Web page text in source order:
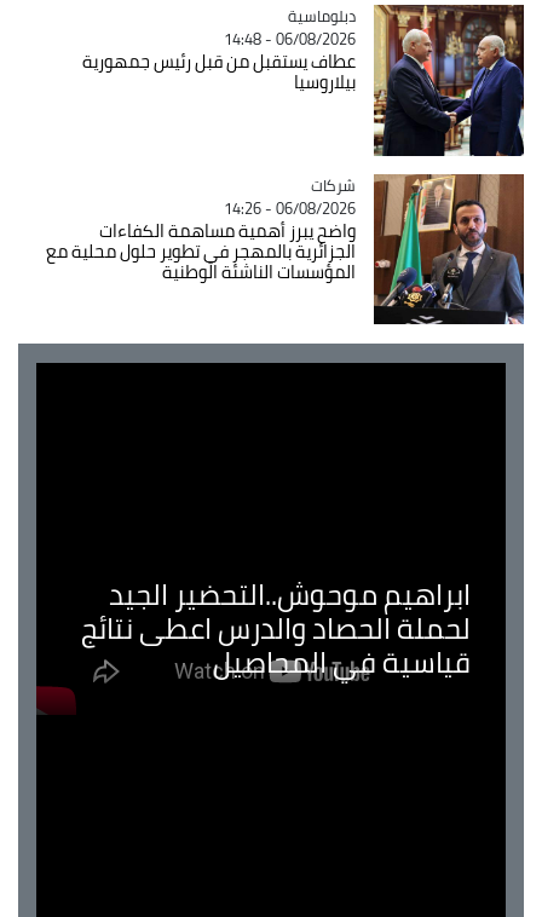
Catégorie
دبلوماسية
06/08/2026 - 14:48
عطاف يستقبل من قبل رئيس جمهورية
بيلاروسيا
Catégorie
شركات
06/08/2026 - 14:26
واضح يبرز أهمية مساهمة الكفاءات
الجزائرية بالمهجر في تطوير حلول محلية مع
المؤسسات الناشئة الوطنية
ابراهيم موحوش..التحضير الجيد
لحملة الحصاد والدرس اعطى نتائج
قياسية في المحاصيل